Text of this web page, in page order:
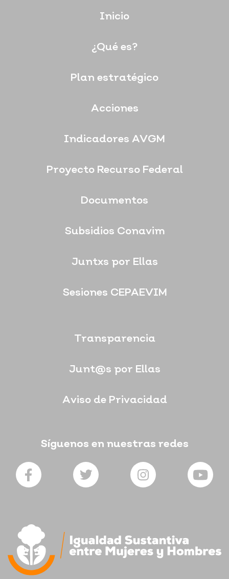
Inicio
¿Qué es?
Plan estratégico
Acciones
Indicadores AVGM
Proyecto Recurso Federal
Documentos
Subsidios Conavim
Juntxs por Ellas
Sesiones CEPAEVIM
Transparencia
Junt@s por Ellas
Aviso de Privacidad
Síguenos en nuestras redes